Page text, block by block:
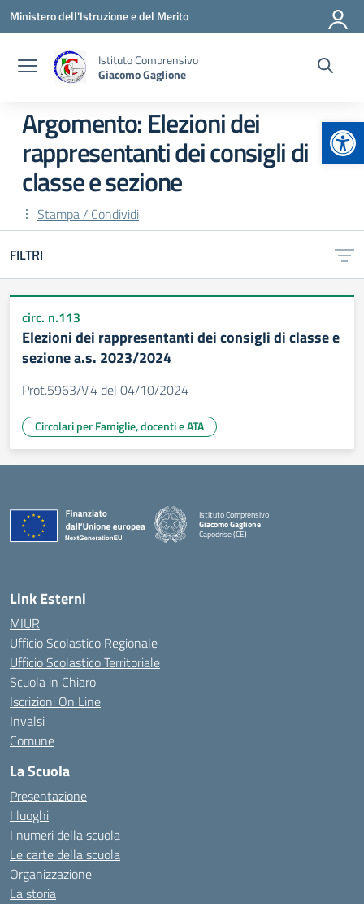
Vai ai contenuti
Vai al menu di navigazione
Vai al footer
Ministero dell'Istruzione e del Merito
Istituto Comprensivo
Giacomo Gaglione
Argomento: Elezioni dei
rappresentanti dei consigli di
classe e sezione
Stampa / Condividi
FILTRI
circ. n.113
Elezioni dei rappresentanti dei consigli di classe e
sezione a.s. 2023/2024
Prot.5963/V.4 del 04/10/2024
Circolari per Famiglie, docenti e ATA
Istituto Comprensivo
Giacomo Gaglione
Capodrise (CE)
— Visita la pagina iniziale della scuola
Link Esterni
MIUR
Ufficio Scolastico Regionale
Ufficio Scolastico Territoriale
Scuola in Chiaro
Iscrizioni On Line
Invalsi
Comune
La Scuola
Presentazione
I luoghi
I numeri della scuola
Le carte della scuola
Organizzazione
La storia